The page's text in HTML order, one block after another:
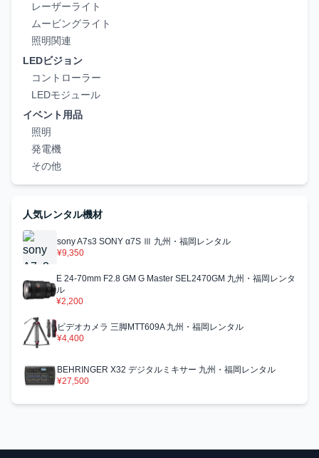
レーザーライト
ムービングライト
照明関連
LEDビジョン
コントローラー
LEDモジュール
イベント用品
照明
発電機
その他
人気レンタル機材
sony A7s3 SONY α7S Ⅲ 九州・福岡レンタル
¥9,350
E 24-70mm F2.8 GM G Master SEL2470GM 九州・福岡レンタ
ル
¥2,200
ビデオカメラ 三脚MTT609A 九州・福岡レンタル
¥4,400
BEHRINGER X32 デジタルミキサー 九州・福岡レンタル
¥27,500